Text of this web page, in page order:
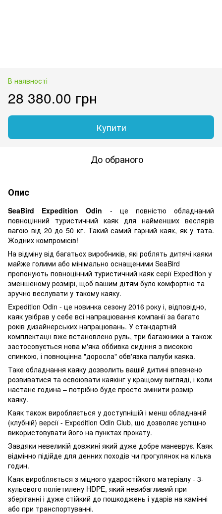
В наявності
28 380.00 грн
Купити
До обраного
Опис
SeaBird Expedition Odin - це повністю обладнаний
повноцінний туристичний каяк для найменших веслярів
вагою від 20 до 50 кг. Такий самий гарний каяк, як у тата.
Жодних компромісів!
На відміну від багатьох виробників, які роблять дитячі каяки
майже голими або мінімально оснащеними SeaBird
пропонують повноцінний туристичний каяк серії Expedition у
зменшеному розмірі, щоб вашим дітям було комфортно та
зручно веслувати у такому каяку.
Expedition Odin - це новинка сезону 2016 року і, відповідно,
каяк увібрав у себе всі напрацювання компанії за багато
років дизайнерських напрацювань. У стандартній
комплектації вже встановлено руль, три багажники а також
застосовується нова м'яка оббивка сидіння з високою
спинкою, і повноцінна "доросла" обв'язка палуби каяка.
Таке обладнання каяку дозволить вашій дитині впевнено
розвиватися та освоювати каякінг у кращому вигляді, і коли
настане година – потрібно буде просто змінити розмір
каяку.
Каяк також виробляється у доступнішій і менш обладнаній
(клубній) версії - Expedition Odin Club, що дозволяє успішно
використовувати його на пунктах прокату.
Завдяки невеликій довжині який дуже добре маневрує. Каяк
відмінно підійде для денних походів чи прогулянок на кілька
годин.
Каяк виробляється з міцного ударостійкого матеріалу - 3-
кульового поліетилену HDPE, який невибагливий при
зберіганні і дуже стійкий до пошкоджень і ударів на камінні
або при транспортуванні.